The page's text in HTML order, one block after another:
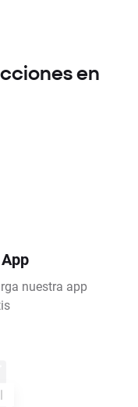
en
nuestra app